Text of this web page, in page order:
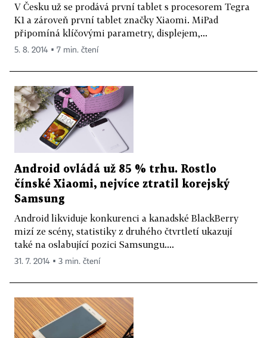
V Česku už se prodává první tablet s procesorem Tegra
K1 a zároveň první tablet značky Xiaomi. MiPad
připomíná klíčovými parametry, displejem,...
5. 8. 2014 ▪ 7 min. čtení
Android ovládá už 85 % trhu. Rostlo
čínské Xiaomi, nejvíce ztratil korejský
Samsung
Android likviduje konkurenci a kanadské BlackBerry
mizí ze scény, statistiky z druhého čtvrtletí ukazují
také na oslabující pozici Samsungu....
31. 7. 2014 ▪ 3 min. čtení